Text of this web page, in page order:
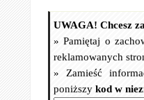
UWAGA! Chcesz
» Pamiętaj o
reklamowanych
» Zamieść
poniższy kod w